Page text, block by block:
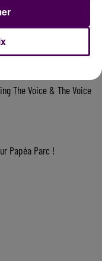
V and B Fest' 2026 !
The Voice & The Voice
Papéa Parc !